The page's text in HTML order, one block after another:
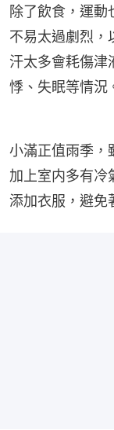
除了飲食，運動
不易太過劇烈，
汗太多會耗傷津
悸、失眠等情況
小滿正值雨季，
加上室内多有冷
添加衣服，避免